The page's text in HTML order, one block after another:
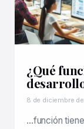
¿Qué
8 de diciembre
…función